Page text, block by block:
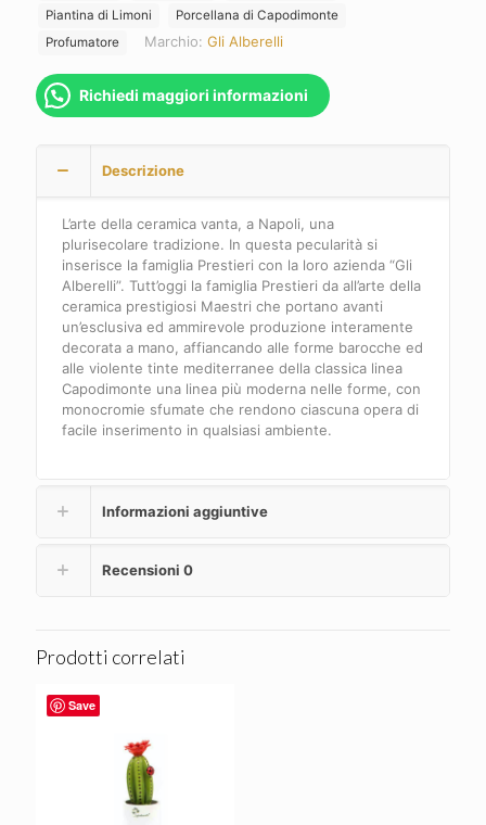
Piantina di Limoni
Porcellana di Capodimonte
Profumatore
Marchio: Gli Alberelli
Richiedi maggiori informazioni
Descrizione
L’arte della ceramica vanta, a Napoli, una
plurisecolare tradizione. In questa pecularità si
inserisce la famiglia Prestieri con la loro azienda “Gli
Alberelli”. Tutt’oggi la famiglia Prestieri da all’arte della
ceramica prestigiosi Maestri che portano avanti
un’esclusiva ed ammirevole produzione interamente
decorata a mano, affiancando alle forme barocche ed
alle violente tinte mediterranee della classica linea
Capodimonte una linea più moderna nelle forme, con
monocromie sfumate che rendono ciascuna opera di
facile inserimento in qualsiasi ambiente.
Informazioni aggiuntive
Recensioni 0
Prodotti correlati
Save